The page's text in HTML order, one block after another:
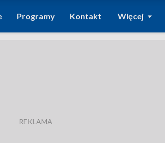
Programy Kontakt Więcej